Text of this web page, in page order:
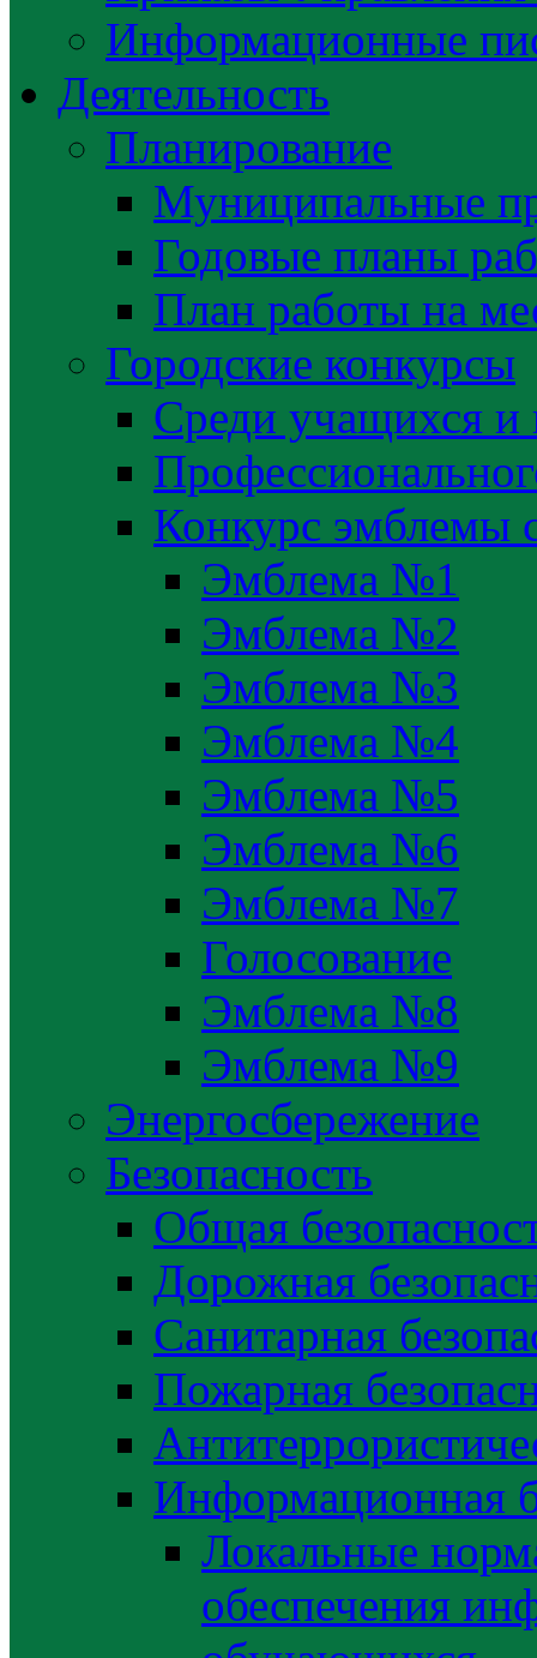
Информационные
Деятельность
Планирование
Муниципальные
Годовые планы
План работы на
Городские конкурсы
Среди учащихся и
Конкурс эмблемы
Эмблема №1
Эмблема №2
Эмблема №3
Эмблема №4
Эмблема №5
Эмблема №6
Эмблема №7
Голосование
Эмблема №8
Эмблема №9
Энергосбережение
Безопасность
Общая
Дорожная
Санитарная
Пожарная
Информационная
Локальные
обеспечения